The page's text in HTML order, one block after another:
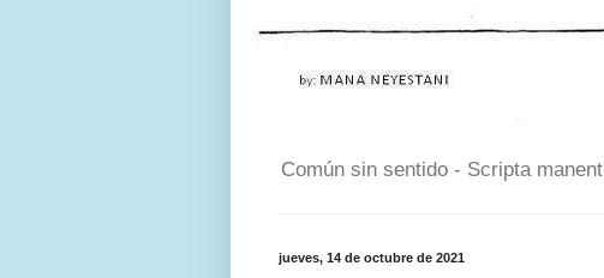
Común sin sentido - Scripta manent
jueves, 14 de octubre de 2021